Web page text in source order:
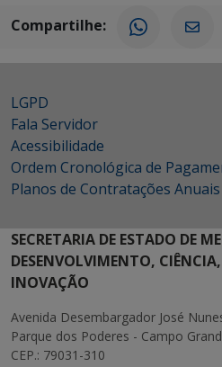
Compartilhe:
LGPD
Fala Servidor
Acessibilidade
Ordem Cronológica de
Planos de Contratações Anuais
SECRETARIA DE ESTADO DE
DESENVOLVIMENTO,
INOVAÇÃO
Avenida Desembargador José
Parque dos Poderes - Campo
CEP.: 79031-310